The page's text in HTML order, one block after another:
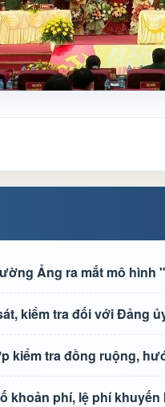
Ảng ra mắt mô
kiểm tra đối với Đảng
kiểm tra đồng ruộng,
khoản phí, lệ phí